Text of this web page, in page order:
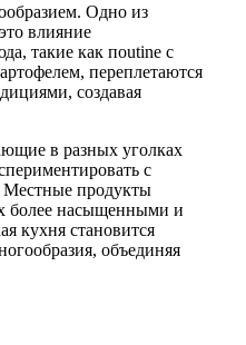
Одно из
влияние
такие как пoutine с
переплетаются
создавая
в разных уголках
с
продукты
более насыщенными и
кухня становится
объединяя